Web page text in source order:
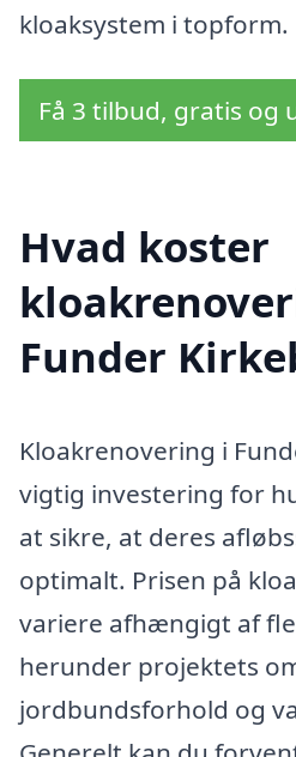
kloaksystem i topform.
Få 3 tilbud, gratis og
Hvad koster
Funder
Kloakrenovering i
vigtig investering for
at sikre, at deres
optimalt. Prisen på
variere afhængigt af
herunder projektets
jordbundsforhold og